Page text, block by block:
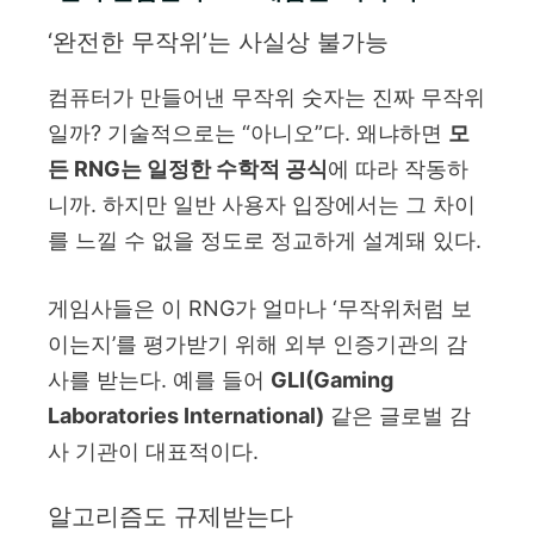
‘완전한 무작위’는 사실상 불가능
컴퓨터가 만들어낸 무작위 숫자는 진짜 무작위
일까? 기술적으로는 “아니오”다. 왜냐하면 모
든 RNG는 일정한 수학적 공식에 따라 작동하
니까. 하지만 일반 사용자 입장에서는 그 차이
를 느낄 수 없을 정도로 정교하게 설계돼 있다.
게임사들은 이 RNG가 얼마나 ‘무작위처럼 보
이는지’를 평가받기 위해 외부 인증기관의 감
사를 받는다. 예를 들어 GLI(Gaming
Laboratories International) 같은 글로벌 감
사 기관이 대표적이다.
알고리즘도 규제받는다